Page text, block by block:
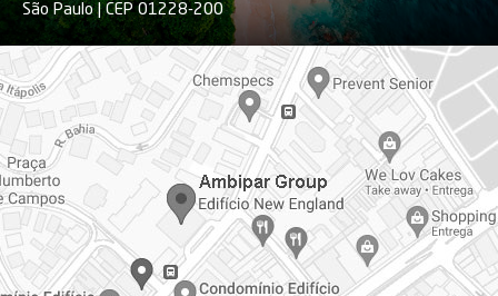
São Paulo | CEP 01228-200